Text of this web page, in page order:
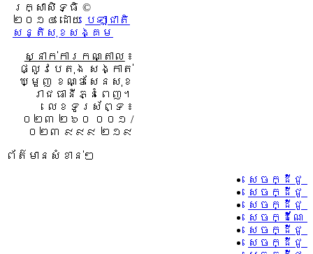
រក្សាសិទ្ធិ ©
២០១៤ ដោយ​ បេឡាជាតិ
សន្តិសុខសង្គម
ស្នាក់ការកណ្តាល ៖
ផ្លូវបេតុង សង្កាត់
ឃ្មួញ ខណ្ឌសែនសុខ
រាជធានីភ្នំពេញ។
លេខទូរស័ព្ទ ៖
០២៣ ២៦០ ០០១ /
០២៣ ៩៩៩ ២១៩
ព័ត៌មានសំខាន់ៗ
សេចក្ដីជូ
សេចក្ដីជូ
សេចក្ដីជូ
សេចក្ដីណ
សេចក្ដីជូ
សេចក្ដីជូ